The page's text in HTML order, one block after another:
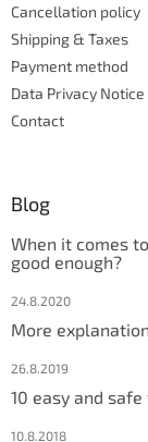
Cancellation policy
Shipping & Taxes
Payment method
Data Privacy Notice
Contact
Blog
When it comes to
good enough?
24.8.2020
More
26.8.2019
10 easy and
10.8.2018